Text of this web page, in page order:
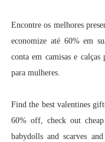
Encontre os melhores
economize até 60% em
conta em camisas e calças
para mulheres.
Find the best valentines
60% off, check out
babydolls and scarves and